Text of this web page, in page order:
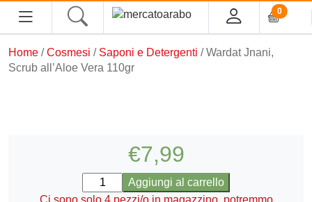
0
Tè, Infusi e Caffè
Home /Cosmesi / Saponi e Detergenti / Wardat Jnani,
Scrub all’Aloe Vera 110gr
€7,99
Wardat
Jnani,
Aggiungi al carrello
Ci sono solo 4 pezzi/o in magazzino, potremmo